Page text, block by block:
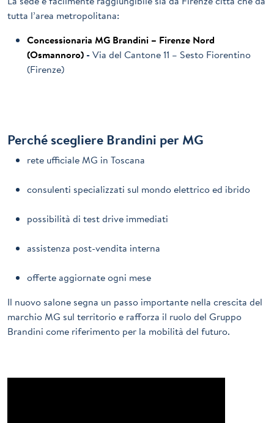
tutta l’area metropolitana:
Concessionaria MG Brandini – Firenze Nord
(Osmannoro)- Via del Cantone 11 – Sesto Fiorentino
(Firenze)
Perché scegliere Brandini per MG
rete ufficiale MG in Toscana
consulenti specializzati sul mondo elettrico ed ibrido
possibilità di test drive immediati
assistenza post-vendita interna
offerte aggiornate ogni mese
Il nuovo salone segna un passo importante nella crescita del
marchio MG sul territorio e rafforza il ruolo del Gruppo
Brandini come riferimento per la mobilità del futuro.